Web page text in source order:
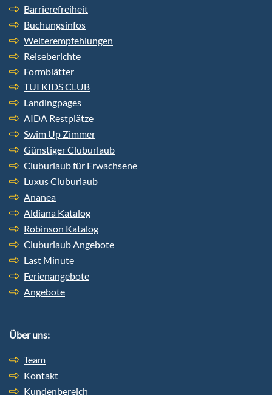
Barrierefreiheit
Buchungsinfos
Weiterempfehlungen
Reiseberichte
Formblätter
TUI KIDS CLUB
Landingpages
AIDA Restplätze
Swim Up Zimmer
Günstiger Cluburlaub
Cluburlaub für Erwachsene
Luxus Cluburlaub
Ananea
Aldiana Katalog
Robinson Katalog
Cluburlaub Angebote
Last Minute
Ferienangebote
Angebote
Über uns:
Team
Kontakt
Kundenbereich